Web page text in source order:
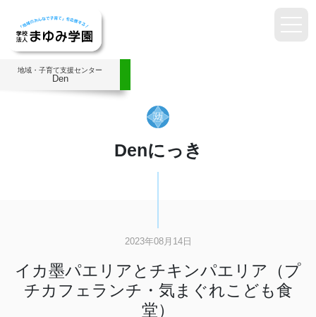
地域・子育て支援センター
Den
Denにっき
2023年08月14日
イカ墨パエリアとチキンパエリア（プ
チカフェランチ・気まぐれこども食
堂）